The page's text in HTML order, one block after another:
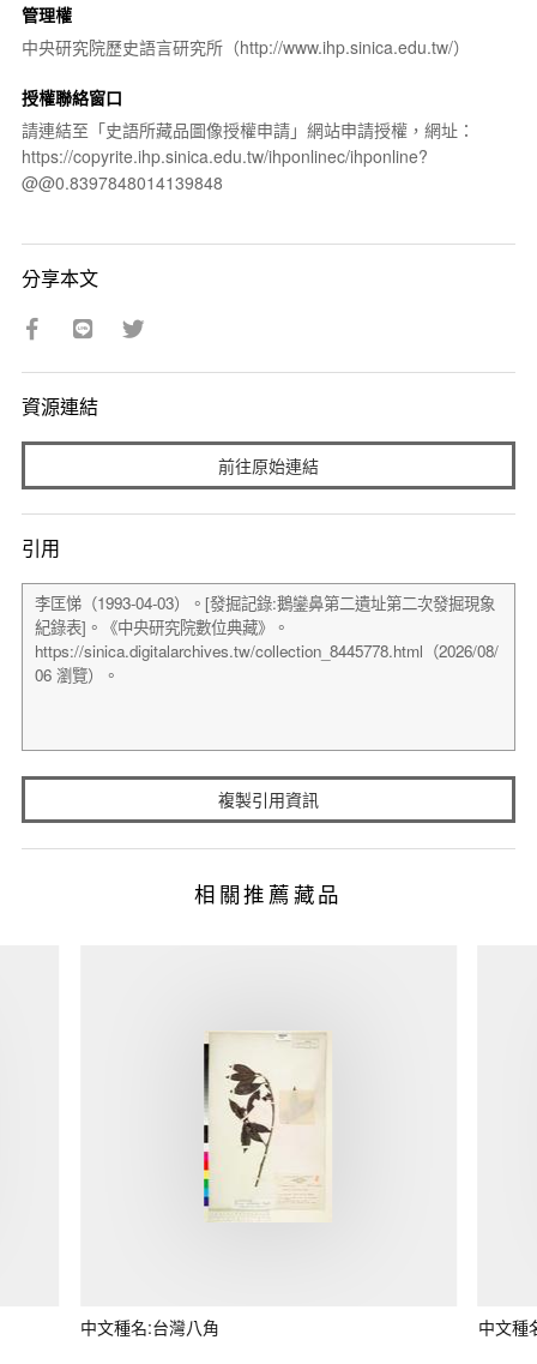
管理權
中央研究院歷史語言研究所（http://www.ihp.sinica.edu.tw/）
授權聯絡窗口
請連結至「史語所藏品圖像授權申請」網站申請授權，網址：
https://copyrite.ihp.sinica.edu.tw/ihponlinec/ihponline?
@@0.8397848014139848
分享本文
資源連結
前往原始連結
引用
複製引用資訊
相關推薦藏品
中文種名:台灣八角 中文種